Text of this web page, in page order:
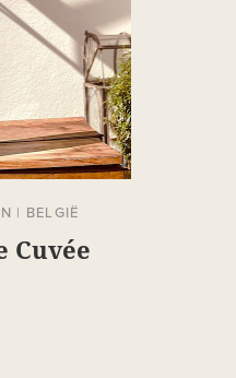
| BELGIË
Cuvée